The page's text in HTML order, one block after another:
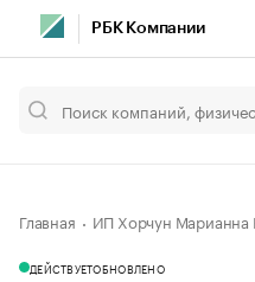
РБК Компании
Главная ИП Хорчун Марианна
ДЕЙСТВУЕТОБНОВЛЕНО